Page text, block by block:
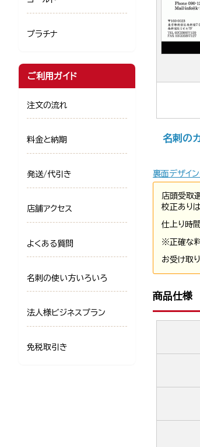
名刺の
裏面デザイ
店頭受取
校正あり
仕上り時
※正確な料
お受け取
商品仕様
プラチナ
ご利用ガイド
注文の流れ
料金と納期
発送/代引き
店舗アクセス
よくある質問
名刺の使い方いろいろ
法人様ビジネスプラン
免税取引き